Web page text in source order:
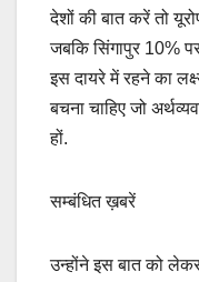
देशों की बात करें तो
जबकि सिंगापुर 10%
इस दायरे में रहने का
बचना चाहिए जो
हों.
सम्बंधित ख़बरें
उन्होंने इस बात को